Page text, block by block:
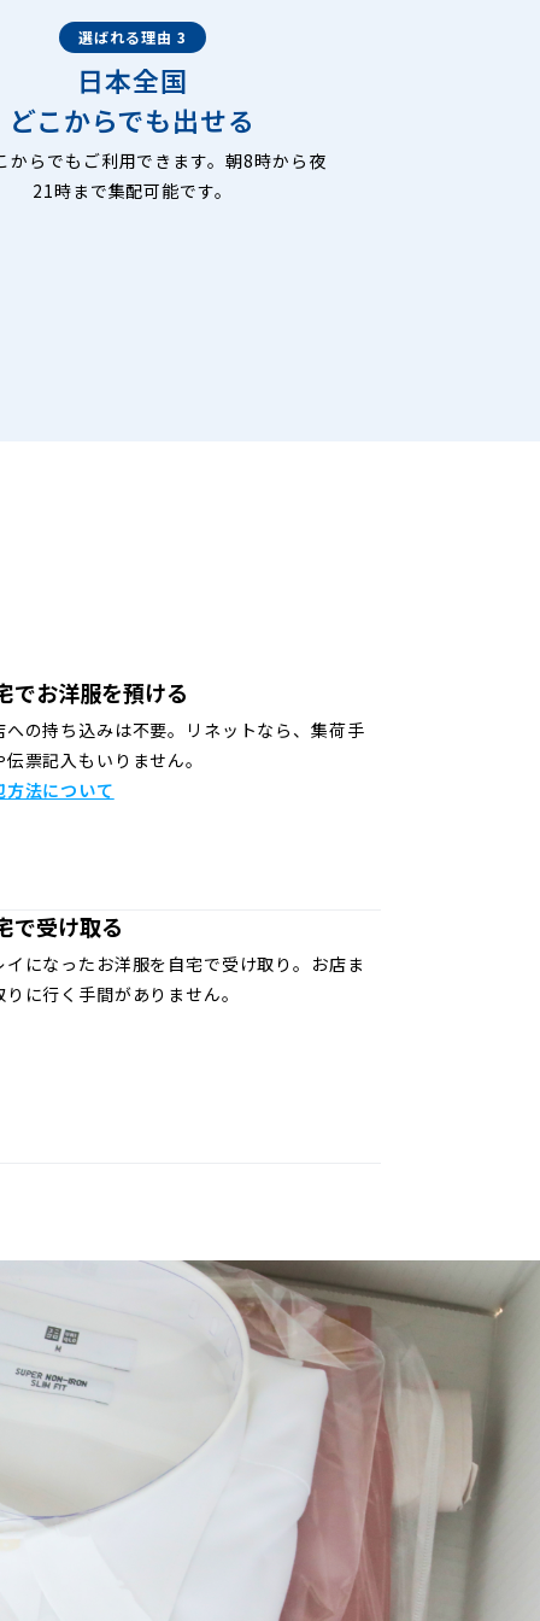
選ばれる理由 3
日本全国
どこからでも出せる
からでもご利用できます。朝8時から夜
21時まで集配可能です。
でお洋服を預ける
への持ち込みは不要。リネットなら、集荷手
伝票記入もいりません。
方法について
で受け取る
イになったお洋服を自宅で受け取り。お店ま
りに行く手間がありません。